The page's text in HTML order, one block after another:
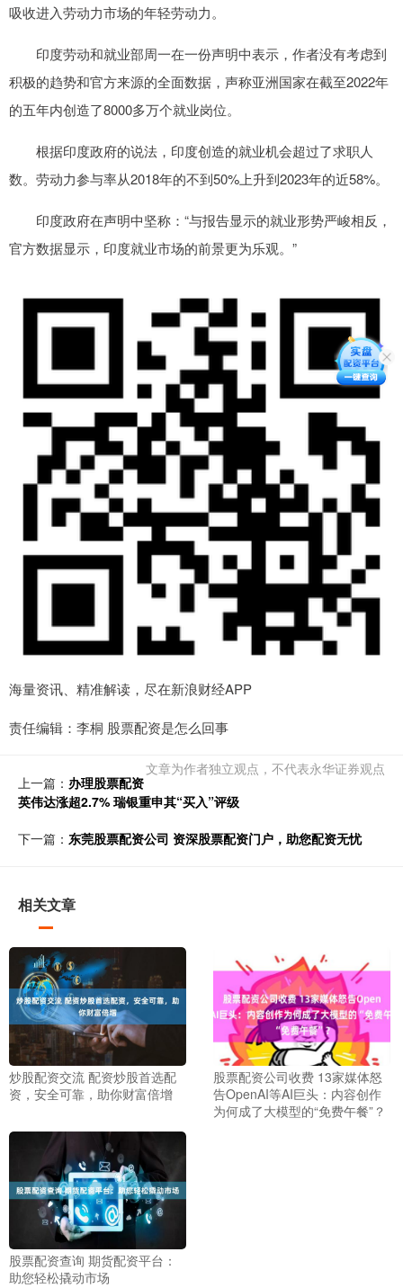
吸收进入劳动力市场的年轻劳动力。
印度劳动和就业部周一在一份声明中表示，作者没有考虑到
积极的趋势和官方来源的全面数据，声称亚洲国家在截至2022年
的五年内创造了8000多万个就业岗位。
根据印度政府的说法，印度创造的就业机会超过了求职人
数。劳动力参与率从2018年的不到50%上升到2023年的近58%。
印度政府在声明中坚称：“与报告显示的就业形势严峻相反，
官方数据显示，印度就业市场的前景更为乐观。”
海量资讯、精准解读，尽在新浪财经APP
责任编辑：李桐 股票配资是怎么回事
文章为作者独立观点，不代表永华证券观点
上一篇： 办理股票配资
英伟达涨超2.7% 瑞银重申其“买入”评级
下一篇： 东莞股票配资公司 资深股票配资门户，助您配资无忧
相关文章
炒股配资交流 配资炒股首选配
资，安全可靠，助你财富倍增
股票配资公司收费 13家媒体怒
告OpenAI等AI巨头：内容创作
为何成了大模型的“免费午餐”？
股票配资查询 期货配资平台：
助您轻松撬动市场